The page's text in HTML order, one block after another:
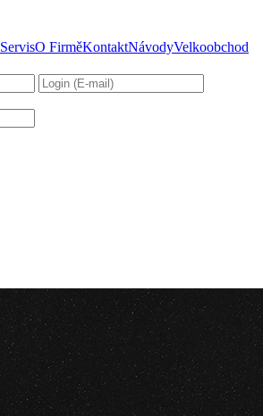
ServisO FirměKontaktNávodyVelkoobchod